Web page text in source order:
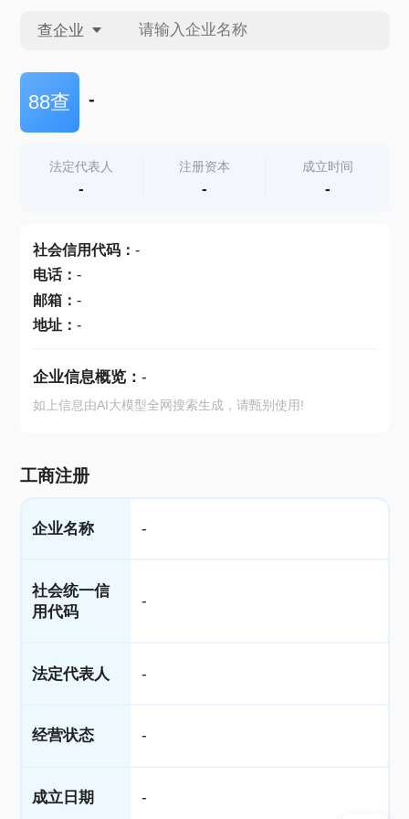
查企业
查企业
查产地
88查 -
法定代表人
-
注册资本
-
成立时间
-
社会信用代码： -
电话： -
邮箱： -
地址： -
企业信息概览： -
如上信息由AI大模型全网搜索生成，请甄别使用!
工商注册
企业名称 -
社会统一信
用代码
-
法定代表人 -
经营状态 -
成立日期 -